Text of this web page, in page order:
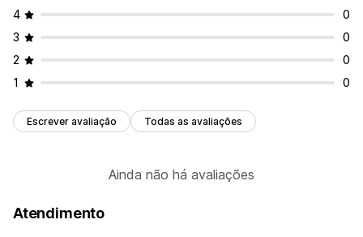
4
0
3
0
2
0
1
0
Escrever avaliação Todas as avaliações
Ainda não há avaliações
Atendimento